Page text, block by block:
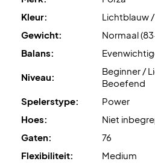
Kleur:
Lichtblauw
Gewicht:
Normaal
Balans:
Niveau:
Beginner /
Beoefend
Spelerstype:
Power
Hoes:
Niet
Gaten:
76
Flexibiliteit:
Medium